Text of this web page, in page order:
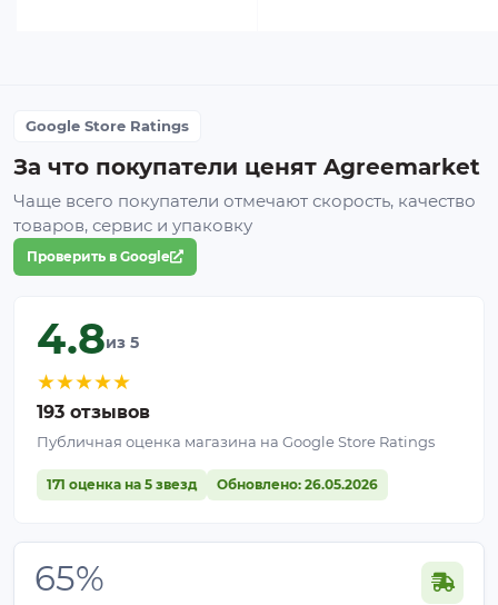
Google Store Ratings
За что покупатели ценят Agreemarket
Чаще всего покупатели отмечают скорость, качество
товаров, сервис и упаковку
Проверить в Google
4.8из 5
★★★★★
193 отзывов
Публичная оценка магазина на Google Store Ratings
171 оценка на 5 звезд Обновлено: 26.05.2026
65%